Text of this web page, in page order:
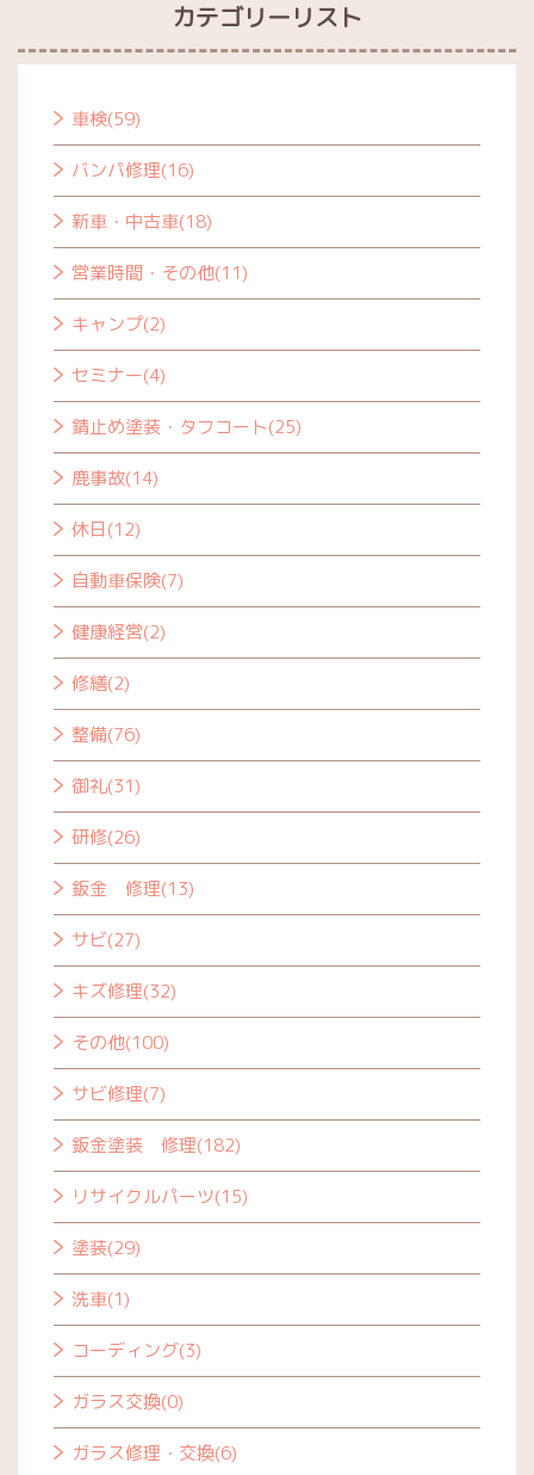
カテゴリーリスト
車検(59)
バンパ修理(16)
新車・中古車(18)
営業時間・その他(11)
キャンプ(2)
セミナー(4)
錆止め塗装・タフコート(25)
鹿事故(14)
休日(12)
自動車保険(7)
健康経営(2)
修繕(2)
整備(76)
御礼(31)
研修(26)
鈑金 修理(13)
サビ(27)
キズ修理(32)
その他(100)
サビ修理(7)
鈑金塗装 修理(182)
リサイクルパーツ(15)
塗装(29)
洗車(1)
コーディング(3)
ガラス交換(0)
ガラス修理・交換(6)